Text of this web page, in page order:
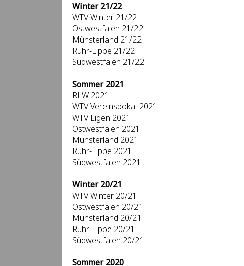
Winter 21/22
WTV Winter 21/22
Ostwestfalen 21/22
Münsterland 21/22
Ruhr-Lippe 21/22
Südwestfalen 21/22
Sommer 2021
RLW 2021
WTV Vereinspokal 2021
WTV Ligen 2021
Ostwestfalen 2021
Münsterland 2021
Ruhr-Lippe 2021
Südwestfalen 2021
Winter 20/21
WTV Winter 20/21
Ostwestfalen 20/21
Münsterland 20/21
Ruhr-Lippe 20/21
Südwestfalen 20/21
Sommer 2020